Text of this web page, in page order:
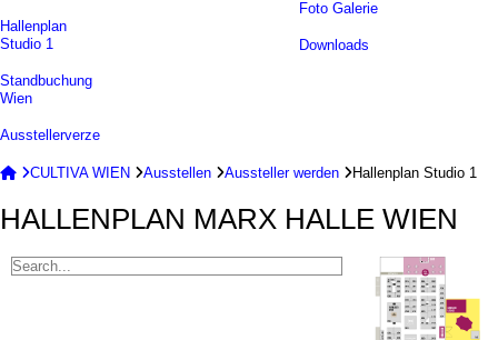
Hallenplan
Studio 1
Standbuchung
Wien
Ausstellerverzeichnis
Foto Galerie
Downloads
 CULTIVA WIEN Ausstellen Aussteller werden Hallenplan Studio 1
HALLENPLAN MARX HALLE WIEN